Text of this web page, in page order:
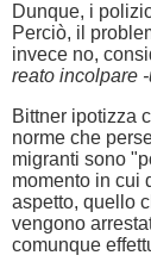
Dunque, i
Perciò, il
invece no,
reato incolpare
Bittner ipotizza
norme che
migranti sono
momento in cui
aspetto, quello
vengono
comunque